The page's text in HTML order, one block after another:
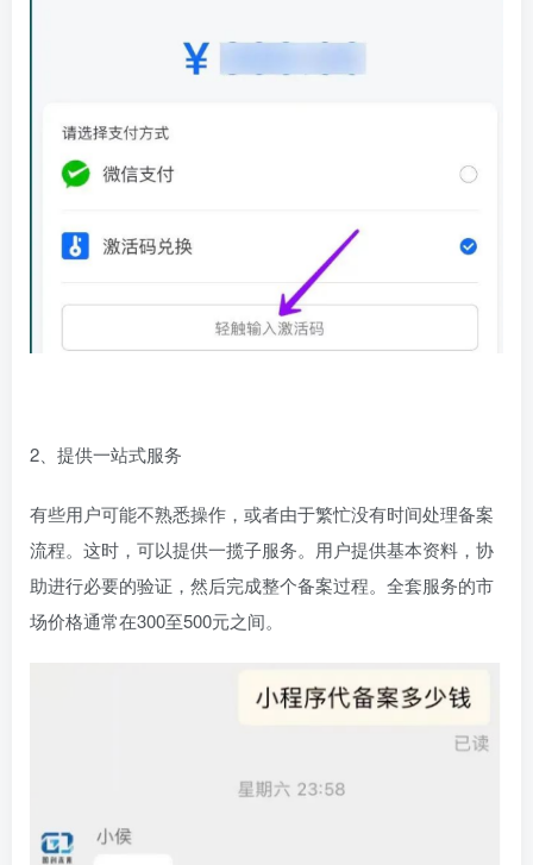
2、提供一站式服务
有些用户可能不熟悉操作，或者由于繁忙没有时间处理备案
流程。这时，可以提供一揽子服务。用户提供基本资料，协
助进行必要的验证，然后完成整个备案过程。全套服务的市
场价格通常在300至500元之间。